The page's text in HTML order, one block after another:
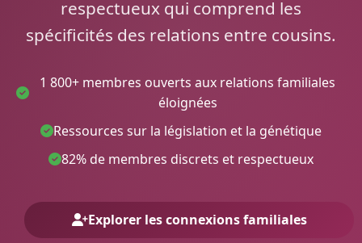
respectueux qui comprend les
spécificités des relations entre cousins.
1 800+ membres ouverts aux relations familiales
éloignées
Ressources sur la législation et la génétique
82% de membres discrets et respectueux
Explorer les connexions familiales